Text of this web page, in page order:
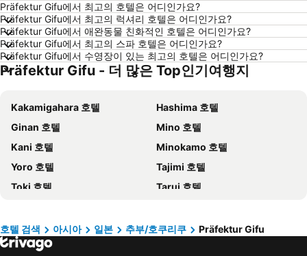
목포 호텔
포항 호텔
상하이 호텔
히로시마 호텔
평창 호텔
통영 호텔
Dolomiti 호텔
오키나와 호텔
Phu Quoc 호텔
타이페이 호텔
크로아티아 호텔
크로아티아 해안 호텔
Paris 호텔
캐나다 호텔
말레이시아 호텔
몰디브 호텔
헝가리 호텔
뉴욕 호텔
Hanoi region 호텔
발리 호텔
경상북도 호텔
Präfektur Gifu에서 최고의 호텔은 어디인가요?
Präfektur Gifu에서 최고의 럭셔리 호텔은 어디인가요?
Präfektur Gifu에서 애완동물 친화적인 호텔은 어디인가요?
Präfektur Gifu에서 최고의 스파 호텔은 어디인가요?
Präfektur Gifu에서 수영장이 있는 최고의 호텔은 어디인가요?
Präfektur Gifu - 더 많은 Top인기여행지
Kakamigahara 호텔
Hashima 호텔
Ginan 호텔
Mino 호텔
Kani 호텔
Minokamo 호텔
Yoro 호텔
Tajimi 호텔
Toki 호텔
Tarui 호텔
호텔 검색
아시아 일본 추부/호쿠리쿠 Präfektur Gifu